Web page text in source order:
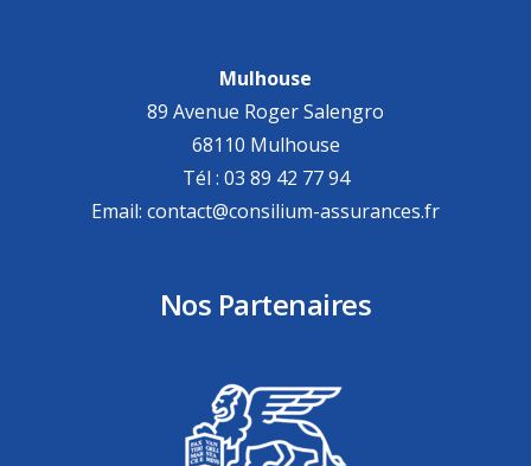
Mulhouse
89 Avenue Roger Salengro
68110 Mulhouse
Tél : 03 89 42 77 94
Email: contact@consilium-assurances.fr
Nos Partenaires